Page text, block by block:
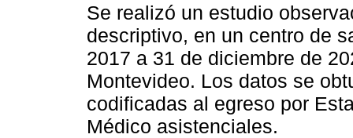
Se realizó un estudio
descriptivo, en un centro de
2017 a 31 de diciembre de
Montevideo. Los datos se
codificadas al egreso por
Médico asistenciales.